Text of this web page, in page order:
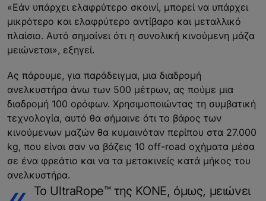
«Εάν υπάρχει ελαφρύτερο σκοινί, μπορεί να υπάρχει
μικρότερο και ελαφρύτερο αντίβαρο και μεταλλικό
πλαίσιο. Αυτό σημαίνει ότι η συνολική κινούμενη μάζα
μειώνεται», εξηγεί.
Ας πάρουμε, για παράδειγμα, μια διαδρομή
ανελκυστήρα άνω των 500 μέτρων, ας πούμε μια
διαδρομή 100 ορόφων. Χρησιμοποιώντας τη συμβατική
τεχνολογία, αυτό θα σήμαινε ότι το βάρος των
κινούμενων μαζών θα κυμαινόταν περίπου στα 27.000
kg, που είναι σαν να βάζεις 10 off-road οχήματα μέσα
σε ένα φρεάτιο και να τα μετακινείς κατά μήκος του
ανελκυστήρα.
Το UltraRope™ της ΚΟΝΕ, όμως, μειώνει